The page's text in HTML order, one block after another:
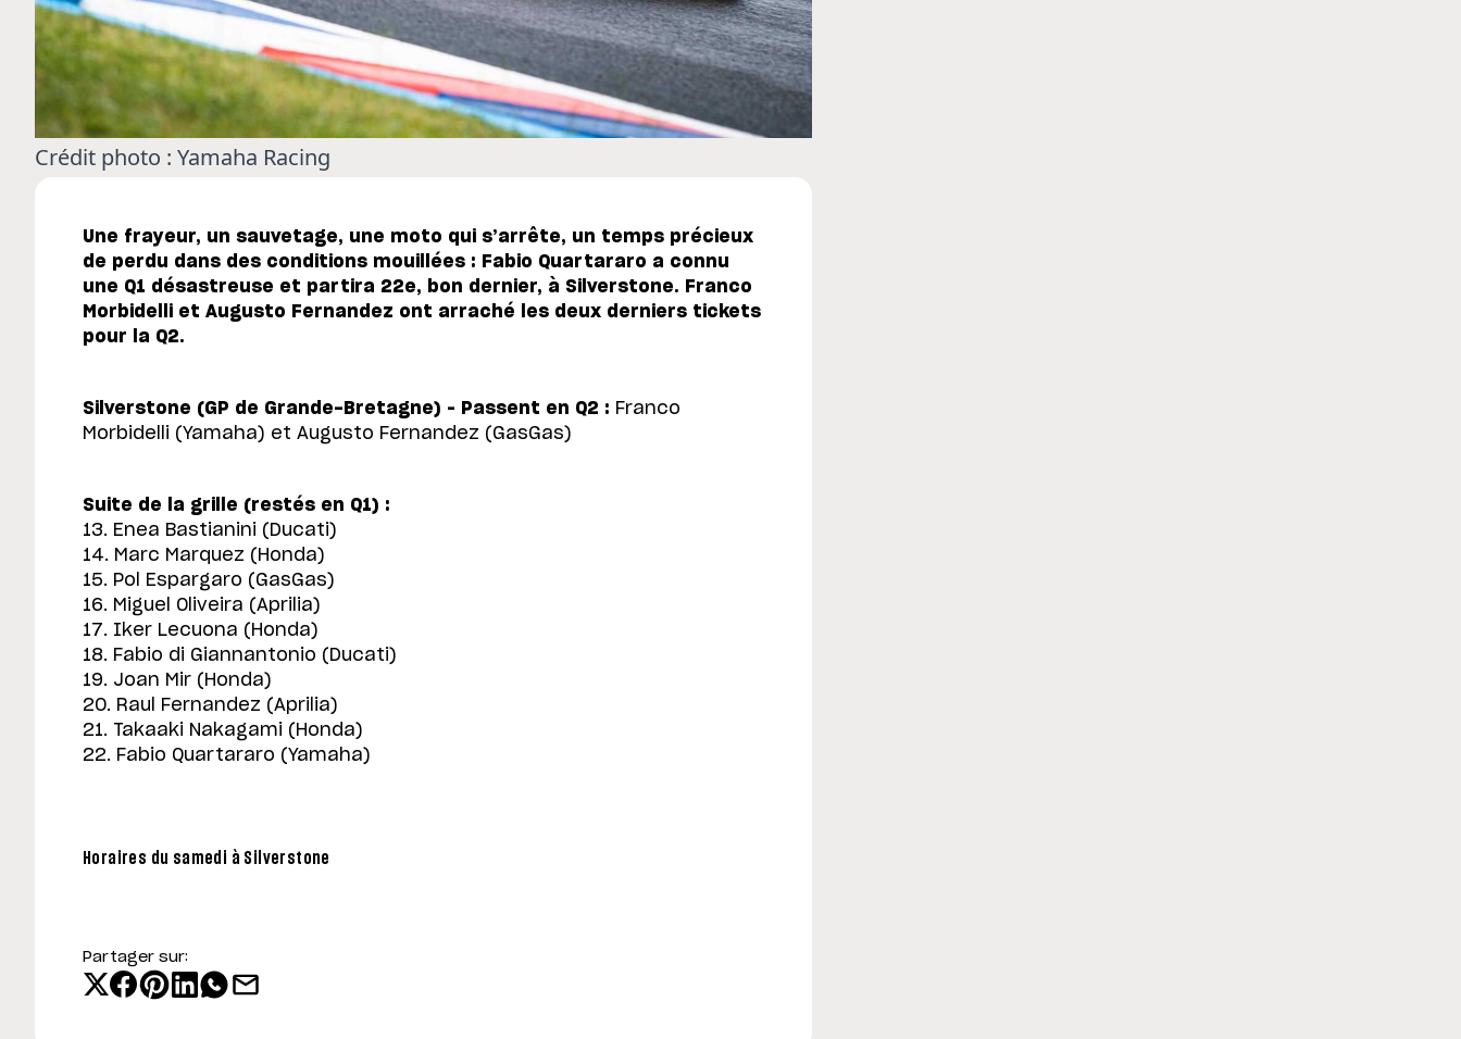
Crédit photo : Yamaha Racing
Une frayeur, un sauvetage, une moto qui s’arrête, un temps précieux
de perdu dans des conditions mouillées : Fabio Quartararo a connu
une Q1 désastreuse et partira 22e, bon dernier, à Silverstone. Franco
Morbidelli et Augusto Fernandez ont arraché les deux derniers tickets
pour la Q2.
Silverstone (GP de Grande-Bretagne) – Passent en Q2 : Franco
Morbidelli (Yamaha) et Augusto Fernandez (GasGas)
Suite de la grille (restés en Q1) :
13. Enea Bastianini (Ducati)
14. Marc Marquez (Honda)
15. Pol Espargaro (GasGas)
16. Miguel Oliveira (Aprilia)
17. Iker Lecuona (Honda)
18. Fabio di Giannantonio (Ducati)
19. Joan Mir (Honda)
20. Raul Fernandez (Aprilia)
21. Takaaki Nakagami (Honda)
22. Fabio Quartararo (Yamaha)
Horaires du samedi à Silverstone
Partager sur: